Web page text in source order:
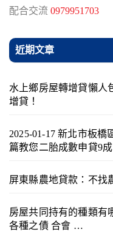
配合交流 0979951703
近期文章
水上鄉房屋轉增貸懶人
增貸！
2025-01-17 新北市板
篇教您二胎成數申貸9成
屏東縣農地貸款：不找
房屋共同持有的種類有
各種之債 合會 …